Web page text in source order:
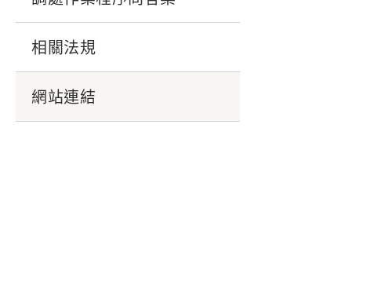
相關法規
網站連結